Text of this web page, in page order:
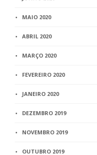
MAIO 2020
ABRIL 2020
MARÇO 2020
FEVEREIRO 2020
JANEIRO 2020
DEZEMBRO 2019
NOVEMBRO 2019
OUTUBRO 2019